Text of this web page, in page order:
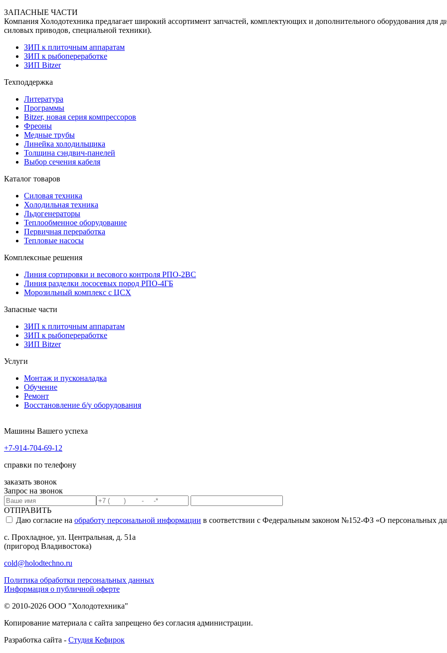
ЗАПАСНЫЕ ЧАСТИ
Компания Холодотехника предлагает широкий ассортимент запчастей, комплектующих и дополнительного оборудования для
силовых приводов, специальной техники).
ЗИП к плиточным аппаратам
ЗИП к рыбопереработке
ЗИП Bitzer
Техподдержка
Литература
Программы
Bitzer, новая серия компрессоров
Фреоны
Медные трубы
Линейка холодильщика
Толщина сэндвич-панелей
Выбор сечения кабеля
Каталог товаров
Силовая техника
Холодильная техника
Льдогенераторы
Теплообменное оборудование
Первичная переработка
Тепловые насосы
Комплексные решения
Линия сортировки и весового контроля РПО-2ВС
Линия разделки лососевых пород РПО-4ГБ
Морозильный комплекс с ЦСХ
Запасные части
ЗИП к плиточным аппаратам
ЗИП к рыбопереработке
ЗИП Bitzer
Услуги
Монтаж и пусконаладка
Обучение
Ремонт
Восстановление б/у оборудования
Машины Вашего успеха
+7-914-704-69-12
справки по телефону
заказать звонок
Запрос на звонок
ОТПРАВИТЬ
Даю согласие на обработу персональной информации в соответствии с Федеральным законом №152-ФЗ «О персональных
с. Прохладное, ул. Центральная, д. 51а
(пригород Владивостока)
cold@holodtechno.ru
Политика обработки персональных данных
Информация о публичной оферте
© 2010-2026 ООО "Холодотехника"
Копирование материала с сайта запрещено без согласия администрации.
Разработка сайта - Студия Кефирок